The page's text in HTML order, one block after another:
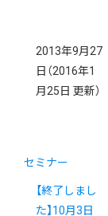
2013年9月27
日 （2016年1
月25日 更新）
セミナー
【終了しまし
た】10月3日